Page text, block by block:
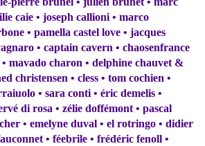
caie • joseph callioni • marco
• pamella castel love • jacques
• captain cavern • chaosenfrance
mavado charon • delphine chauvet &
christensen • cless • tom cochien •
• sara conti • éric demelis •
di rosa • zélie doffémont • pascal
• emelyne duval • el rotringo • didier
• féebrile • frédéric fenoll •